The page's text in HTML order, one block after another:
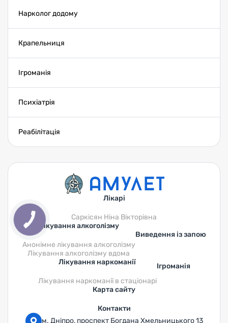
Нарколог додому
Крапельниця
Ігроманія
Психіатрія
Реабілітація
Лікарі
Саркісян Ніна Вікторівна
Лікування алкоголізму
Анонімне лікування алкоголізму
Лікування алкоголізму вдома
Виведення із запою
Лікування наркоманії
Лікування наркоманії в стаціонарі
Ігроманія
Карта сайту
Контакти
м. Дніпро, проспект Богдана Хмельницького 13